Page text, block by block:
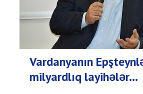
Vardanyanın
milyardlıq layihələr...